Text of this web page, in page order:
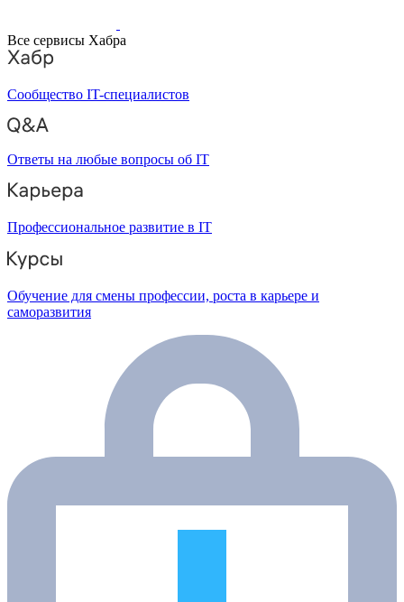
Все сервисы Хабра
Сообщество IT-специалистов
Ответы на любые вопросы об IT
Профессиональное развитие в IT
Обучение для смены профессии, роста в карьере и
саморазвития